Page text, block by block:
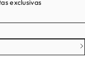
exclusivas